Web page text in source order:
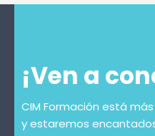
¡Ven a
CIM Formación está
y estaremos